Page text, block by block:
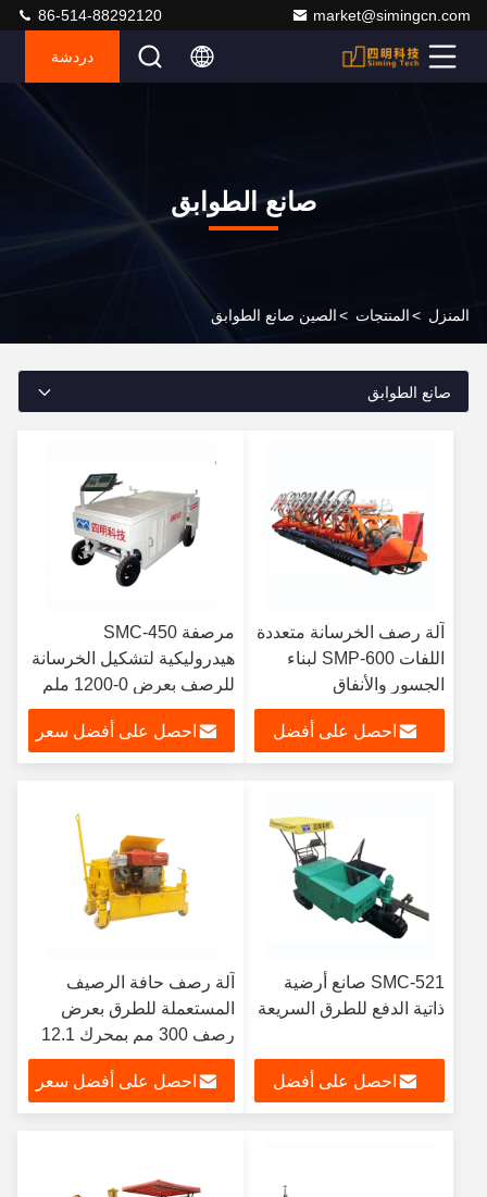
market@simingcn.com
86-514-88292120
دردشة
صانع الطوابق
المنزل >المنتجات >الصين صانع الطوابق
صانع الطوابق
آلة رصف الخرسانة متعددة
اللفات SMP-600 لبناء
الجسور والأنفاق
احصل على أفضل
مرصفة SMC-450
هيدروليكية لتشكيل الخرسانة
للرصف بعرض 0-1200 ملم
احصل على أفضل سعر
SMC-521 صانع أرضية
ذاتية الدفع للطرق السريعة
احصل على أفضل
آلة رصف حافة الرصيف
المستعملة للطرق بعرض
رصف 300 مم بمحرك 12.1
كيلو واط
احصل على أفضل سعر